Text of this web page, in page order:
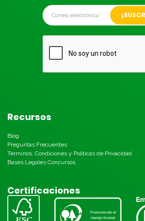
Alternative:
Recursos
Blog
Preguntas Frecuentes
Términos, Condiciones y Políticas de Privacidad
Bases Legales Concursos
Certificaciones